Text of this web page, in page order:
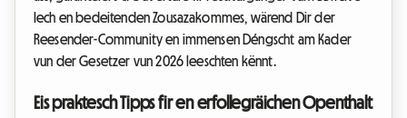
Iech en bedeitenden Zousazakommes, wärend Dir der
Reesender-Community en immensen Déngscht am Kader
vun der Gesetzer vun 2026 leeschten kënnt.
Eis praktesch Tipps fir en erfollegräichen Openthalt